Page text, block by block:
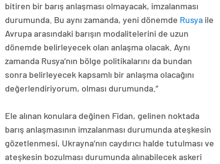
bitiren bir barış anlaşması olmayacak, imzalanması
durumunda. Bu aynı zamanda, yeni dönemde Rusya ile
Avrupa arasındaki barışın modalitelerini de uzun
dönemde belirleyecek olan anlaşma olacak. Aynı
zamanda Rusya’nın bölge politikalarını da bundan
sonra belirleyecek kapsamlı bir anlaşma olacağını
değerlendiriyorum, olması durumunda.”
Ele alınan konulara değinen Fidan, gelinen noktada
barış anlaşmasının imzalanması durumunda ateşkesin
gözetlenmesi, Ukrayna’nın caydırıcı halde tutulması ve
ateşkesin bozulması durumunda alınabilecek askeri